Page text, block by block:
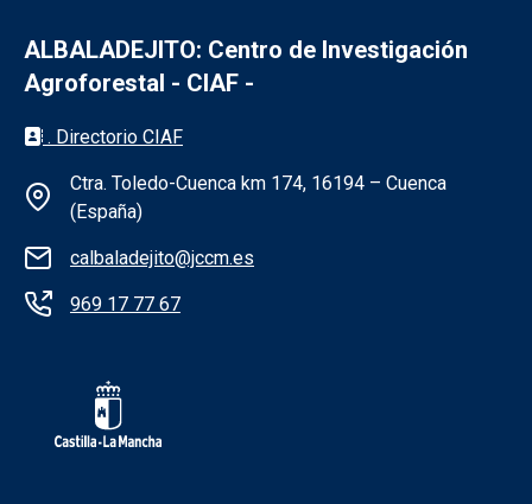
ALBALADEJITO: Centro de Investigación
Agroforestal - CIAF -
Información de la institución -
. Directorio CIAF
Ctra. Toledo-Cuenca km 174, 16194 – Cuenca
(España)
calbaladejito@jccm.es
969 17 77 67